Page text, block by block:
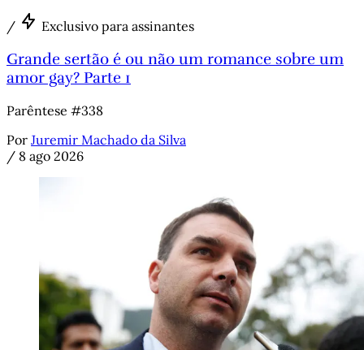
/ Exclusivo para assinantes
Grande sertão é ou não um romance sobre um
amor gay? Parte 1
Parêntese #338
Por Juremir Machado da Silva
/ 8 ago 2026